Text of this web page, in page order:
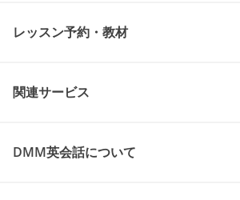
レッスン予約・教材
関連サービス
DMM英会話について